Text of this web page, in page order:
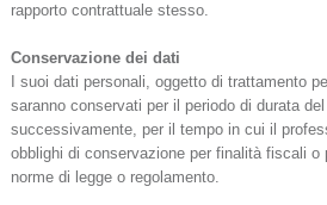
rapporto contrattuale stesso.
Conservazione dei dati
I suoi dati personali, oggetto di trattamento
saranno conservati per il periodo di durata
successivamente, per il tempo in cui il
obblighi di conservazione per finalità fiscali
norme di legge o regolamento.